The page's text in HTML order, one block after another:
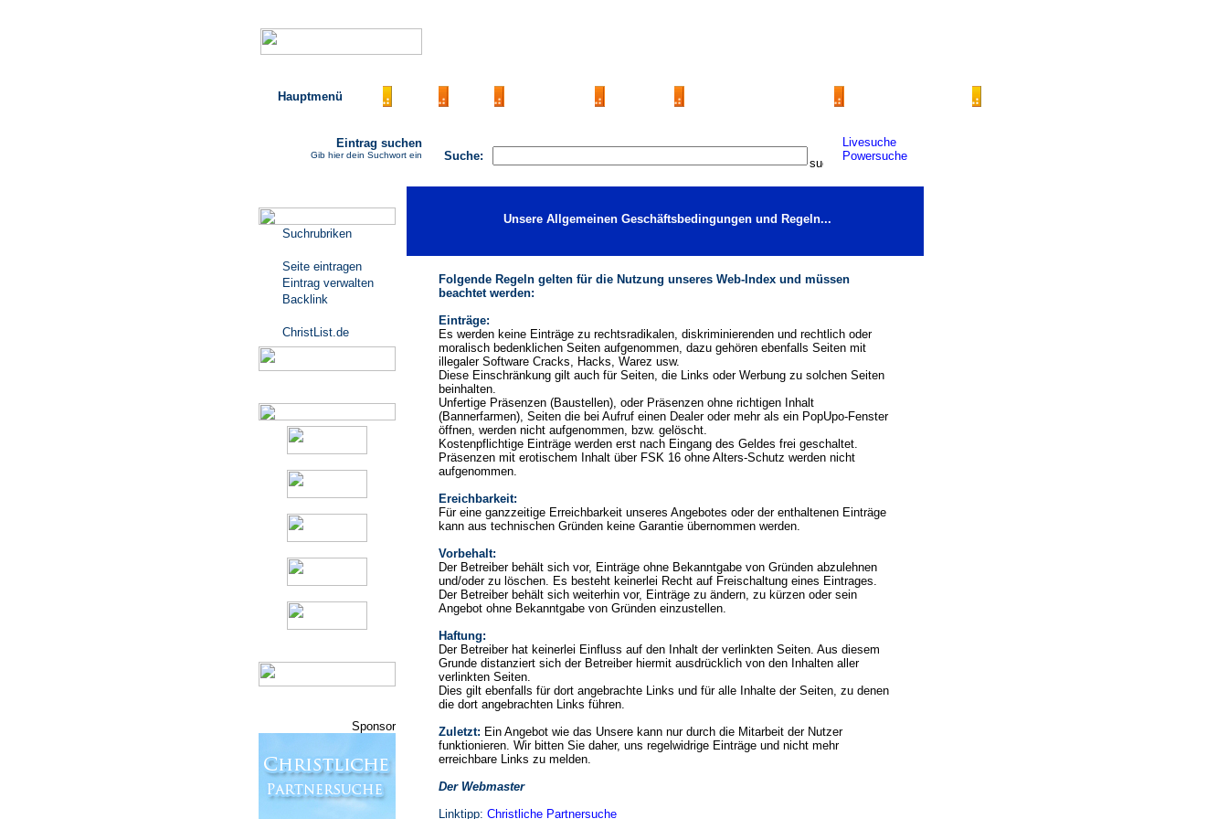
Hauptmenü
Suche:
Livesuche
Powersuche
Eintrag suchen
Gib hier dein Suchwort ein
Suchrubriken
Seite eintragen
Eintrag verwalten
Backlink
ChristList.de
Sponsor
Unsere Allgemeinen Geschäftsbedingungen und Regeln...
Folgende Regeln gelten für die Nutzung unseres Web-Index und müssen
beachtet werden:
Einträge:
Es werden keine Einträge zu rechtsradikalen, diskriminierenden und rechtlich oder
moralisch bedenklichen Seiten aufgenommen, dazu gehören ebenfalls Seiten mit
illegaler Software Cracks, Hacks, Warez usw.
Diese Einschränkung gilt auch für Seiten, die Links oder Werbung zu solchen Seiten
beinhalten.
Unfertige Präsenzen (Baustellen), oder Präsenzen ohne richtigen Inhalt
(Bannerfarmen), Seiten die bei Aufruf einen Dealer oder mehr als ein PopUpo-Fenster
öffnen, werden nicht aufgenommen, bzw. gelöscht.
Kostenpflichtige Einträge werden erst nach Eingang des Geldes frei geschaltet.
Präsenzen mit erotischem Inhalt über FSK 16 ohne Alters-Schutz werden nicht
aufgenommen.
Ereichbarkeit:
Für eine ganzzeitige Erreichbarkeit unseres Angebotes oder der enthaltenen Einträge
kann aus technischen Gründen keine Garantie übernommen werden.
Vorbehalt:
Der Betreiber behält sich vor, Einträge ohne Bekanntgabe von Gründen abzulehnen
und/oder zu löschen. Es besteht keinerlei Recht auf Freischaltung eines Eintrages.
Der Betreiber behält sich weiterhin vor, Einträge zu ändern, zu kürzen oder sein
Angebot ohne Bekanntgabe von Gründen einzustellen.
Haftung:
Der Betreiber hat keinerlei Einfluss auf den Inhalt der verlinkten Seiten. Aus diesem
Grunde distanziert sich der Betreiber hiermit ausdrücklich von den Inhalten aller
verlinkten Seiten.
Dies gilt ebenfalls für dort angebrachte Links und für alle Inhalte der Seiten, zu denen
die dort angebrachten Links führen.
Zuletzt: Ein Angebot wie das Unsere kann nur durch die Mitarbeit der Nutzer
funktionieren. Wir bitten Sie daher, uns regelwidrige Einträge und nicht mehr
erreichbare Links zu melden.
Der Webmaster
Linktipp: Christliche Partnersuche